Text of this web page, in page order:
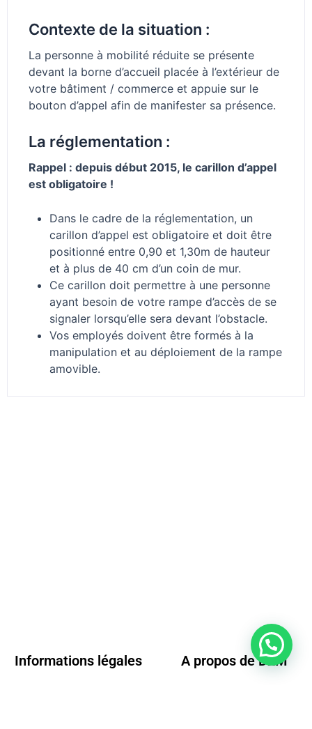
Contexte de la situation :
La personne à mobilité réduite se présente
devant la borne d’accueil placée à l’extérieur de
votre bâtiment / commerce et appuie sur le
bouton d’appel afin de manifester sa présence.
La réglementation :
Rappel : depuis début 2015, le carillon d’appel
est obligatoire !
Dans le cadre de la réglementation, un
carillon d’appel est obligatoire et doit être
positionné entre 0,90 et 1,30m de hauteur
et à plus de 40 cm d’un coin de mur.
Ce carillon doit permettre à une personne
ayant besoin de votre rampe d’accès de se
signaler lorsqu’elle sera devant l’obstacle.
Vos employés doivent être formés à la
manipulation et au déploiement de la rampe
amovible.
Informations légales A propos de D2M